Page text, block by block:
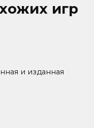
игр
и изданная